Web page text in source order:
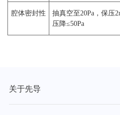
腔体密封性
抽真空至20Pa，保压
压降≤50Pa
关于先导